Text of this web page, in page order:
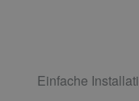
Einfache